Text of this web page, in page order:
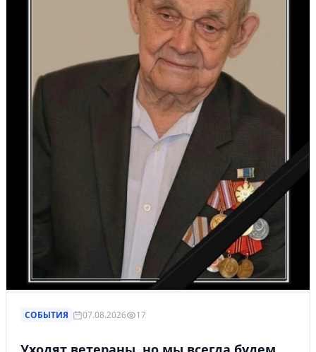
СОБЫТИЯ 07.08.2026 17